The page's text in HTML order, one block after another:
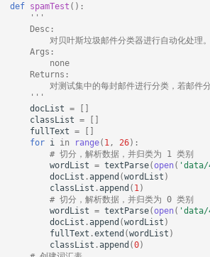
def spamTest ():
'''
    Desc:
        对贝叶斯垃圾邮件分类器进行自动化处理。
    Args:
        none
    Returns:
对测试集中的每封邮件进行分类，若邮件
    '''
docList =
[]
classList =
[]
fullText =
[]
for i in range( 1 , 26):
# 切分，解析数据，并归类为 1 类别
wordList = textParse(open( 'data/
docList .append (wordList )
classList .append ( 1 )
# 切分，解析数据，并归类为 0 类别
wordList = textParse(open( 'data/
docList .append (wordList )
fullText .extend (wordList )
classList .append (0)